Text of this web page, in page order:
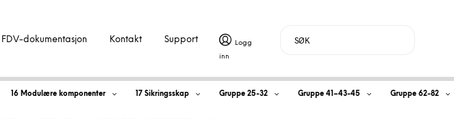
16 Modulære komponenter 17 Sikringsskap Gruppe 25-32 Gruppe 41–43-45 Gruppe 62-82
FDV-dokumentasjon Kontakt Support
H